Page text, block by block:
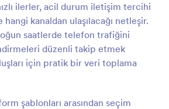
ilerler, acil durum iletişim tercihi
kanaldan ulaşılacağı netleşir.
saatlerde telefon trafiğini
düzenli takip etmek
için pratik bir veri toplama
şablonları arasından seçim